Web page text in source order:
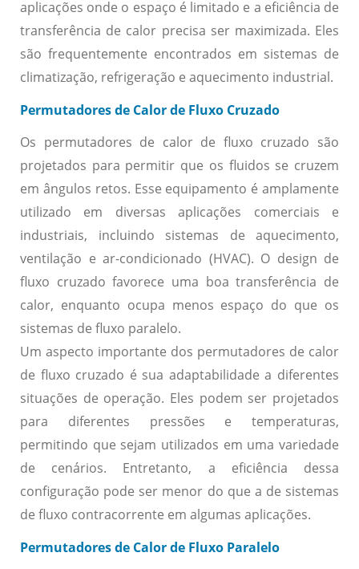
aplicações onde o espaço é limitado e a eficiência de
transferência de calor precisa ser maximizada. Eles
são frequentemente encontrados em sistemas de
climatização, refrigeração e aquecimento industrial.
Permutadores de Calor de Fluxo Cruzado
Os permutadores de calor de fluxo cruzado são
projetados para permitir que os fluidos se cruzem
em ângulos retos. Esse equipamento é amplamente
utilizado em diversas aplicações comerciais e
industriais, incluindo sistemas de aquecimento,
ventilação e ar-condicionado (HVAC). O design de
fluxo cruzado favorece uma boa transferência de
calor, enquanto ocupa menos espaço do que os
sistemas de fluxo paralelo.
Um aspecto importante dos permutadores de calor
de fluxo cruzado é sua adaptabilidade a diferentes
situações de operação. Eles podem ser projetados
para diferentes pressões e temperaturas,
permitindo que sejam utilizados em uma variedade
de cenários. Entretanto, a eficiência dessa
configuração pode ser menor do que a de sistemas
de fluxo contracorrente em algumas aplicações.
Permutadores de Calor de Fluxo Paralelo